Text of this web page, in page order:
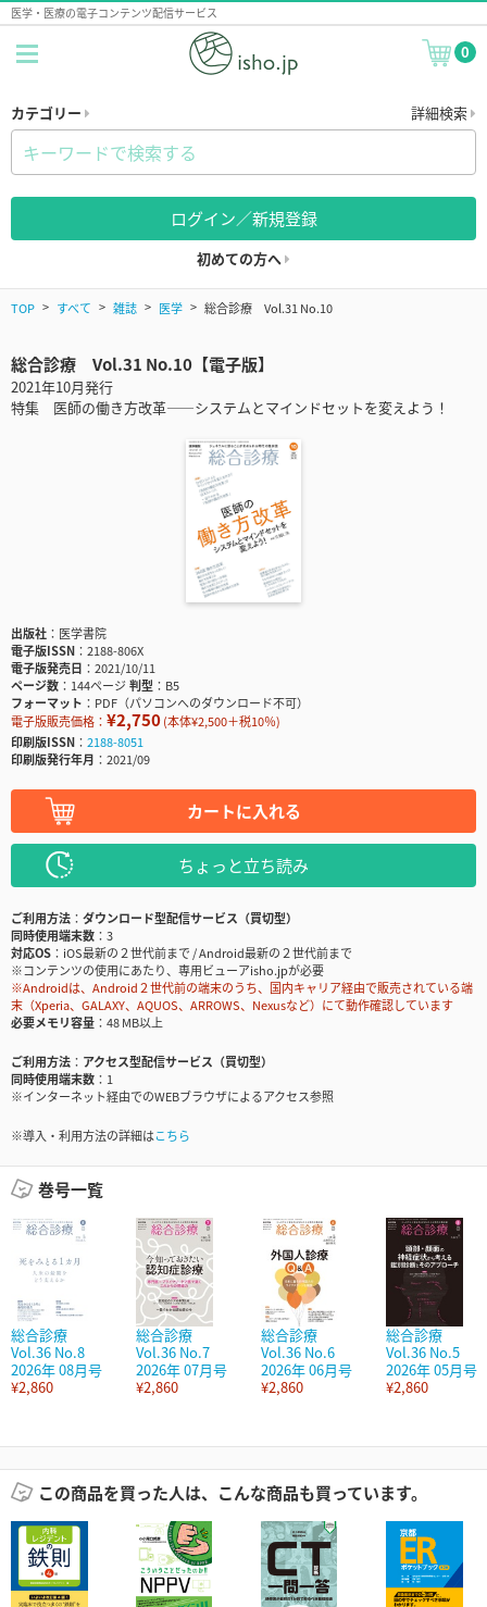
医学・医療の電子コンテンツ配信サービス
0
カテゴリー 詳細検索
ログイン／新規登録
初めての方へ
TOP すべて 雑誌 医学 総合診療 Vol.31 No.10
総合診療 Vol.31 No.10【電子版】
2021年10月発行
特集 医師の働き方改革――システムとマインドセットを変えよう！
出版社
医学書院
電子版ISSN
2188-806X
電子版発売日
2021/10/11
ページ数
144ページ判型
B5
フォーマット
PDF（パソコンへのダウンロード不可）
電子版販売価格： ¥2,750(本体¥2,500＋税10％)
印刷版ISSN
2188-8051
印刷版発行年月
2021/09
カートに入れる
ちょっと立ち読み
ご利用方法
ダウンロード型配信サービス（買切型）
同時使用端末数
3
対応OS
iOS最新の２世代前まで / Android最新の２世代前まで
※コンテンツの使用にあたり、専用ビューアisho.jpが必要
※Androidは、Android２世代前の端末のうち、国内キャリア経由で販売されている端
末（Xperia、GALAXY、AQUOS、ARROWS、Nexusなど）にて動作確認しています
必要メモリ容量
48 MB以上
ご利用方法
アクセス型配信サービス（買切型）
同時使用端末数
1
※インターネット経由でのWEBブラウザによるアクセス参照
※導入・利用方法の詳細はこちら
巻号一覧
総合診療
Vol.36 No.8
2026年 08月号
¥2,860
総合診療
Vol.36 No.7
2026年 07月号
¥2,860
総合診療
Vol.36 No.6
2026年 06月号
¥2,860
総合診療
Vol.36 No.5
2026年 05月号
¥2,860
この商品を買った人は、こんな商品も買っています。